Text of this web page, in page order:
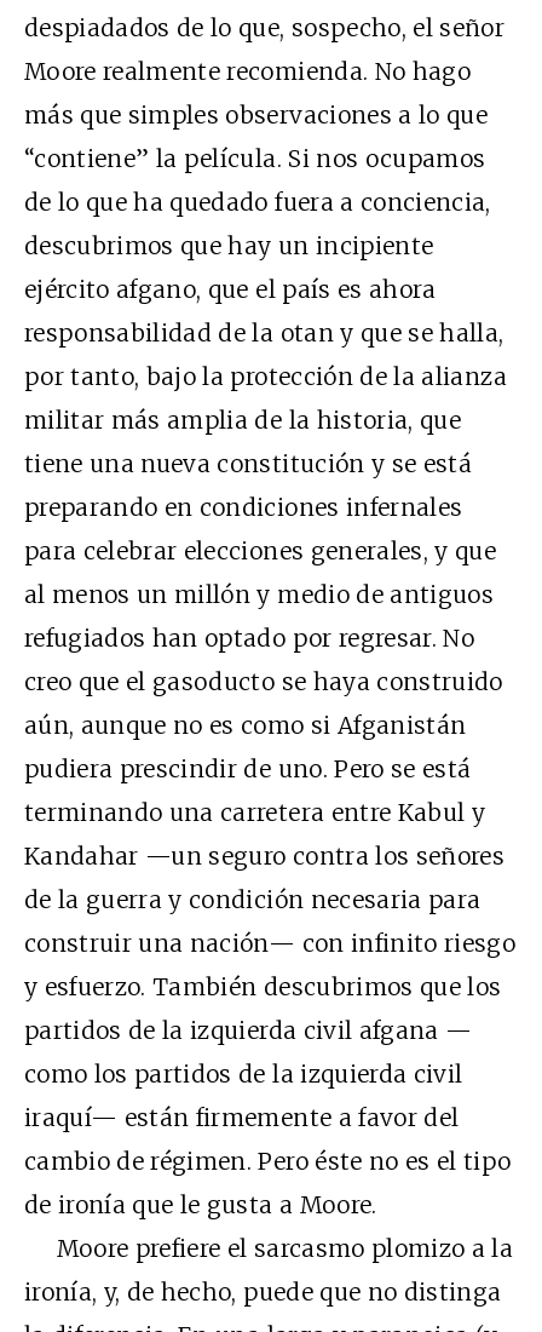
despiadados de lo que, sospecho, el señor
Moore realmente recomienda. No hago
más que simples observaciones a lo que
“contiene” la película. Si nos ocupamos
de lo que ha quedado fuera a conciencia,
descubrimos que hay un incipiente
ejército afgano, que el país es ahora
responsabilidad de la otan y que se halla,
por tanto, bajo la protección de la alianza
militar más amplia de la historia, que
tiene una nueva constitución y se está
preparando en condiciones infernales
para celebrar elecciones generales, y que
al menos un millón y medio de antiguos
refugiados han optado por regresar. No
creo que el gasoducto se haya construido
aún, aunque no es como si Afganistán
pudiera prescindir de uno. Pero se está
terminando una carretera entre Kabul y
Kandahar —un seguro contra los señores
de la guerra y condición necesaria para
construir una nación— con infinito riesgo
y esfuerzo. También descubrimos que los
partidos de la izquierda civil afgana —
como los partidos de la izquierda civil
iraquí— están firmemente a favor del
cambio de régimen. Pero éste no es el tipo
de ironía que le gusta a Moore.
Moore prefiere el sarcasmo plomizo a la
ironía, y, de hecho, puede que no distinga